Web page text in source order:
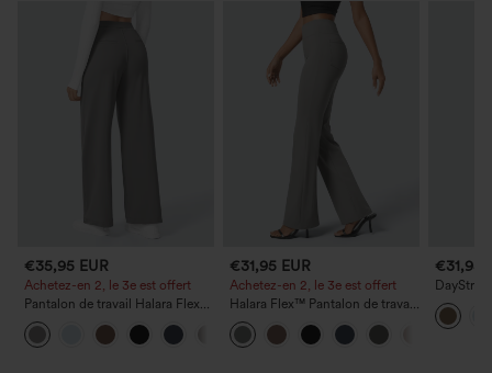
€35,95 EUR
Achetez-en 2, le 3e est offert
Pantalon de travail Halara Flex™
DayStretch à taille haute, avec
poches et coupe droite
+23
€31,95 EUR
Achetez-en 2, le 3e est offert
Halara Flex™ Pantalon de travail
taille haute avec poche latérale
arrière et légère coupe évasée
€31,95
taille
large et
poches